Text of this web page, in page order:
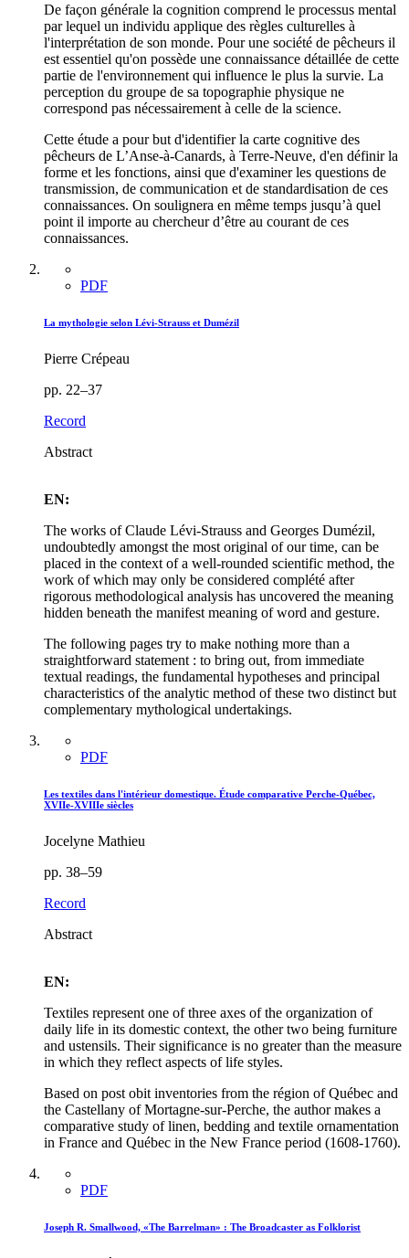
De façon générale la cognition comprend le processus mental
par lequel un individu applique des règles culturelles à
l'interprétation de son monde. Pour une société de pêcheurs il
est essentiel qu'on possède une connaissance détaillée de cette
partie de l'environnement qui influence le plus la survie. La
perception du groupe de sa topographie physique ne
correspond pas nécessairement à celle de la science.
Cette étude a pour but d'identifier la carte cognitive des
pêcheurs de L’Anse-à-Canards, à Terre-Neuve, d'en définir la
forme et les fonctions, ainsi que d'examiner les questions de
transmission, de communication et de standardisation de ces
connaissances. On soulignera en même temps jusqu’à quel
point il importe au chercheur d’être au courant de ces
connaissances.
PDF
La mythologie selon Lévi-Strauss et Dumézil
Pierre Crépeau
pp. 22–37
Record
Abstract
EN:
The works of Claude Lévi-Strauss and Georges Dumézil,
undoubtedly amongst the most original of our time, can be
placed in the context of a well-rounded scientific method, the
work of which may only be considered complété after
rigorous methodological analysis has uncovered the meaning
hidden beneath the manifest meaning of word and gesture.
The following pages try to make nothing more than a
straightforward statement : to bring out, from immediate
textual readings, the fundamental hypotheses and principal
characteristics of the analytic method of these two distinct but
complementary mythological undertakings.
PDF
Les textiles dans l'intérieur domestique. Étude comparative Perche-Québec,
XVIIe-XVIIIe siècles
Jocelyne Mathieu
pp. 38–59
Record
Abstract
EN:
Textiles represent one of three axes of the organization of
daily life in its domestic context, the other two being furniture
and ustensils. Their significance is no greater than the measure
in which they reflect aspects of life styles.
Based on post obit inventories from the région of Québec and
the Castellany of Mortagne-sur-Perche, the author makes a
comparative study of linen, bedding and textile ornamentation
in France and Québec in the New France period (1608-1760).
PDF
Joseph R. Smallwood, «The Barrelman» : The Broadcaster as Folklorist